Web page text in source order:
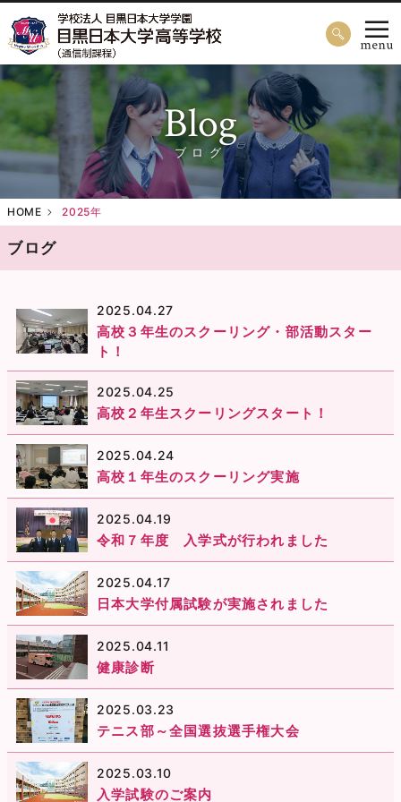
Blog
ブログ
HOME 2025年
ブログ
2025.04.27
高校３年生のスクーリング・部活動スター
ト！
2025.04.25
高校２年生スクーリングスタート！
2025.04.24
高校１年生のスクーリング実施
2025.04.19
令和７年度 入学式が行われました
2025.04.17
日本大学付属試験が実施されました
2025.04.11
健康診断
2025.03.23
テニス部～全国選抜選手権大会
2025.03.10
入学試験のご案内